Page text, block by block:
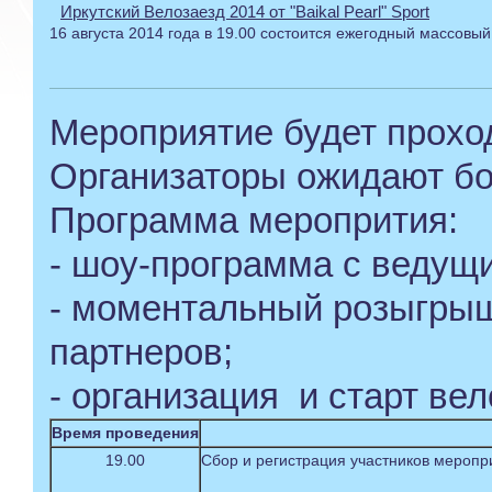
Иркутский Велозаезд 2014 от "Baikal Pearl" Sport
16 августа 2014 года в 19.00 состоится ежегодный
Мероприятие будет
Организаторы ожидают
Программа меропрития:
- шоу-программа с
- моментальный
партнеров;
- организация и старт
Время проведения
19.00
Сбор и регистрация участников